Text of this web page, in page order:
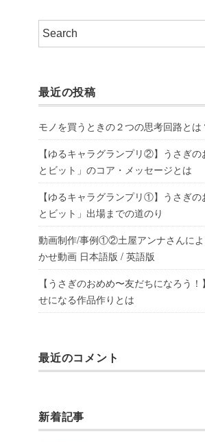
最近の投稿
モノを買うときの２つの思考回路とは
【ゆるキャラグランプリ②】うさぎの
とビット」のコア・メッセージとは
【ゆるキャラグランプリ①】うさぎの
とビット」出場までの道のり
動画制作/事例①②土屋アンナさんに
かせ動画 日本語版 / 英語版
【うさぎのおめめ〜友だちになろう
せになる作品作りとは
最近のコメント
新着記事